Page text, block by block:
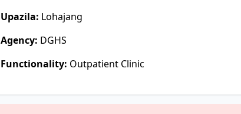
Upazila: Lohajang
Agency: DGHS
Functionality: Outpatient Clinic